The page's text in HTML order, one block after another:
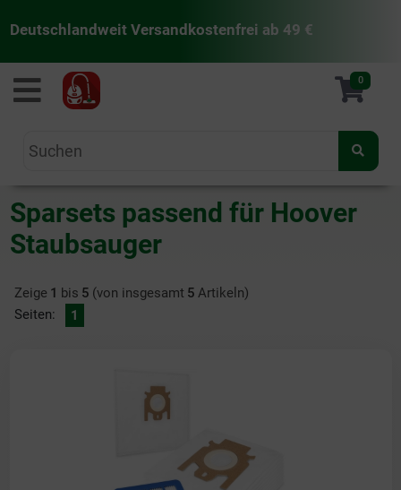
Deutschlandweit Versandkostenfrei ab 49 €
staubsaugermanufaktur 0
Sparsets passend für Hoover
Staubsauger
Zeige 1 bis 5 (von insgesamt 5 Artikeln)
Seiten:
1